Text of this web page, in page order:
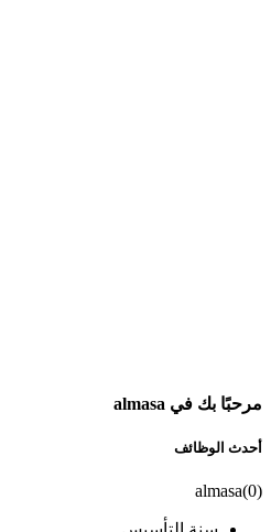
مرحبًا بك في almasa
أحدث الوظائف
almasa(0)